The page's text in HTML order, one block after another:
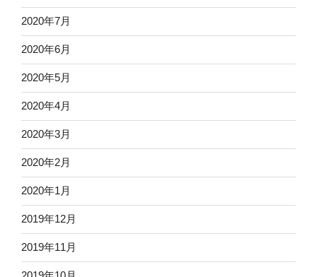
2020年7月
2020年6月
2020年5月
2020年4月
2020年3月
2020年2月
2020年1月
2019年12月
2019年11月